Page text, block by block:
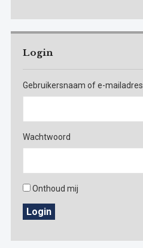
Login
Gebruikersnaam of e-mailadres
Wachtwoord
Onthoud mij
Login